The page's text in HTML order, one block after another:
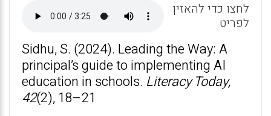
A
p
p
o
o
k
לחצו כדי להאזין
לפריט
Sidhu, S. (2024). Leading the Way: A
principal’s guide to implementing AI
education in schools. Literacy Today,
42(2), 18–21